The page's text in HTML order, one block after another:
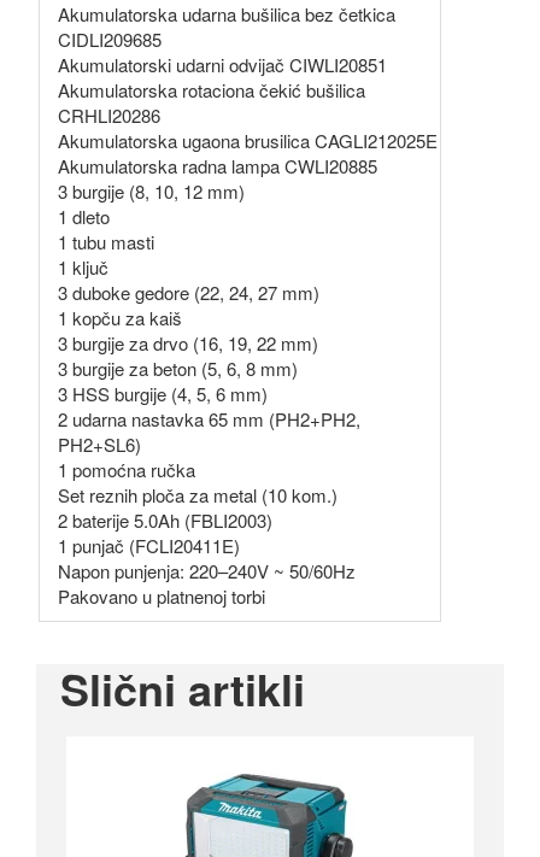
Akumulatorska udarna bušilica bez četkica
CIDLI209685
Akumulatorski udarni odvijač CIWLI20851
Akumulatorska rotaciona čekić bušilica
CRHLI20286
Akumulatorska ugaona brusilica CAGLI212025E
Akumulatorska radna lampa CWLI20885
3 burgije (8, 10, 12 mm)
1 dleto
1 tubu masti
1 ključ
3 duboke gedore (22, 24, 27 mm)
1 kopču za kaiš
3 burgije za drvo (16, 19, 22 mm)
3 burgije za beton (5, 6, 8 mm)
3 HSS burgije (4, 5, 6 mm)
2 udarna nastavka 65 mm (PH2+PH2,
PH2+SL6)
1 pomoćna ručka
Set reznih ploča za metal (10 kom.)
2 baterije 5.0Ah (FBLI2003)
1 punjač (FCLI20411E)
Napon punjenja: 220–240V ~ 50/60Hz
Pakovano u platnenoj torbi
Slični artikli